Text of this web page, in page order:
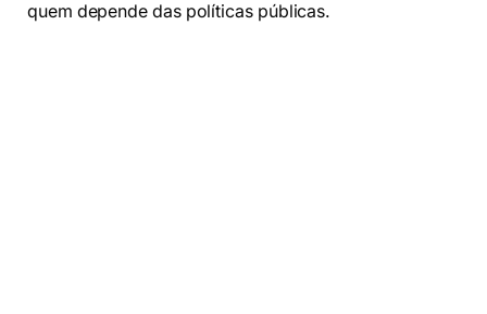
quem depende das políticas públicas.